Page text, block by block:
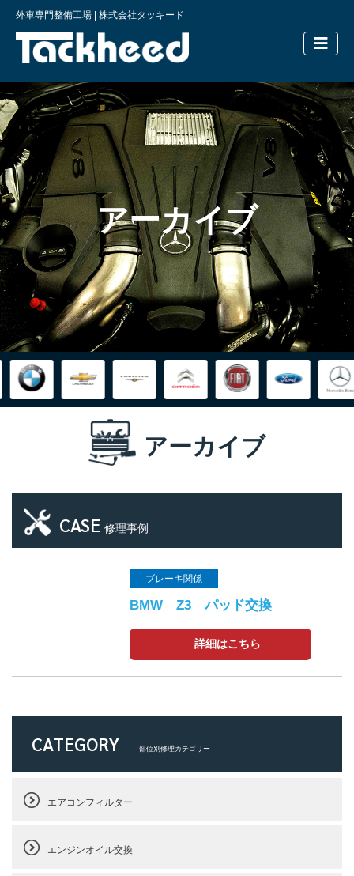
外車専門整備工場 | 株式会社タッキード
横浜の外
アーカイブ
アーカイブ
CASE 修理事例
ブレーキ関係
BMW Z3 パッド交換
詳細はこちら
CATEGORY 部位別修理カテゴリー
エアコンフィルター
エンジンオイル交換